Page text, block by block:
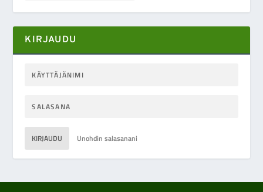
KIRJAUDU
KIRJAUDU Unohdin salasanani